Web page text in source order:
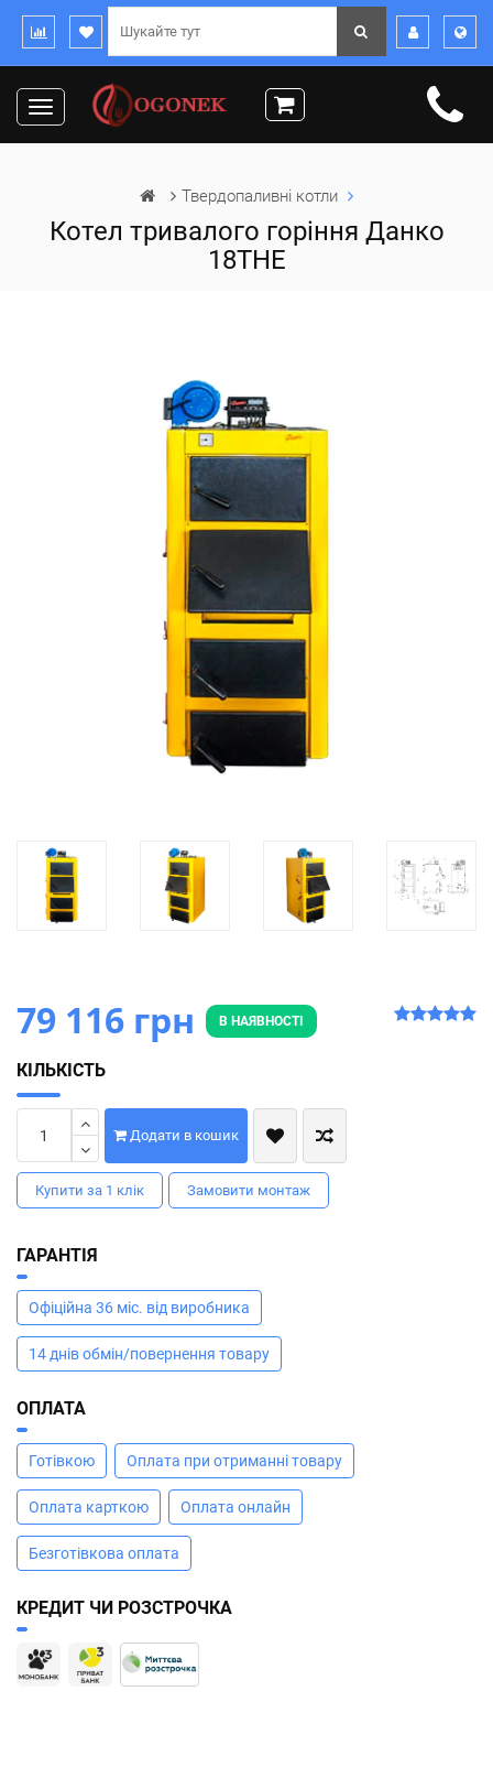
Toggle
navigation
Твердопаливні котли
Котел тривалого горіння Данко
18ТНЕ
79 116 грн В НАЯВНОСТІ
КІЛЬКІСТЬ
Додати в кошик
Купити за 1 клiк Замовити монтаж
ГАРАНТІЯ
Офіційна 36 міс. від виробника
14 днів обмін/повернення товару
ОПЛАТА
Готівкою Оплата при отриманні товару
Оплата карткою Оплата онлайн
Безготівкова оплата
КРЕДИТ ЧИ РОЗСТРОЧКА